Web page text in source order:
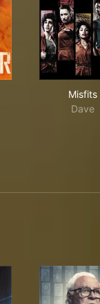
Misfits
Dave